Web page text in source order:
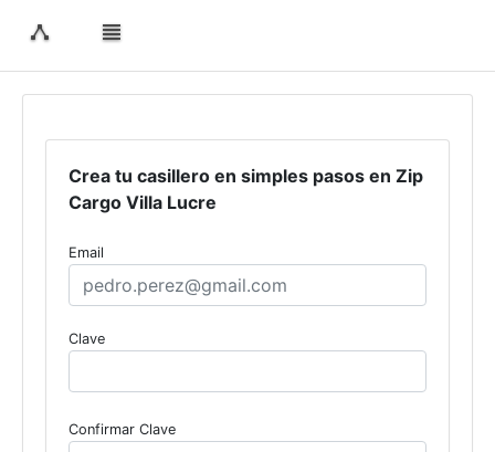
Crea tu casillero en simples pasos en Zip
Cargo Villa Lucre
Email
Clave
Confirmar Clave